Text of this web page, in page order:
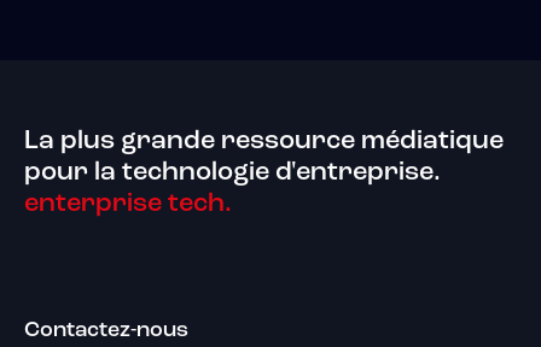
La plus grande ressource médiatique
pour la technologie d'entreprise.
enterprise tech.
Contactez-nous